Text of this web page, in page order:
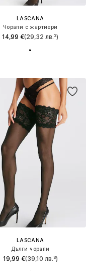
LASCANA
Чорапи с жартиери
14,99 €(29,32 лв.³)
LASCANA
Дълги чорапи
19,99 €(39,10 лв.³)